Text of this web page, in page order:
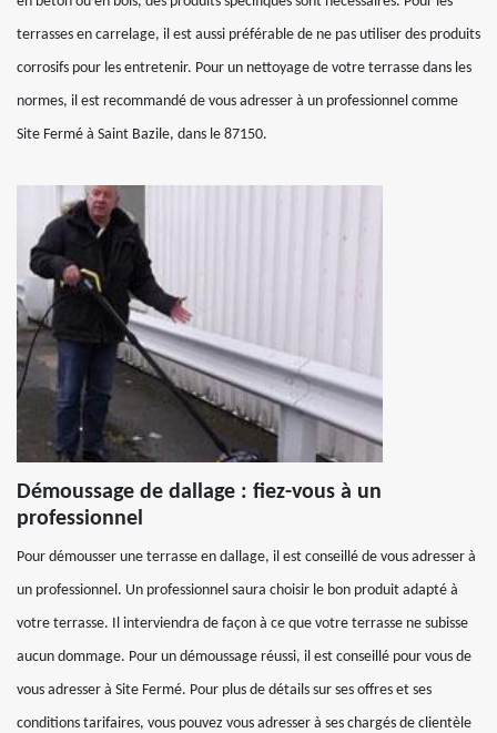
terrasses en carrelage, il est aussi préférable de ne pas utiliser des produits
corrosifs pour les entretenir. Pour un nettoyage de votre terrasse dans les
normes, il est recommandé de vous adresser à un professionnel comme
Site Fermé à Saint Bazile, dans le 87150.
Démoussage de dallage : fiez-vous à un
professionnel
Pour démousser une terrasse en dallage, il est conseillé de vous adresser à
un professionnel. Un professionnel saura choisir le bon produit adapté à
votre terrasse. Il interviendra de façon à ce que votre terrasse ne subisse
aucun dommage. Pour un démoussage réussi, il est conseillé pour vous de
vous adresser à Site Fermé. Pour plus de détails sur ses offres et ses
conditions tarifaires, vous pouvez vous adresser à ses chargés de clientèle